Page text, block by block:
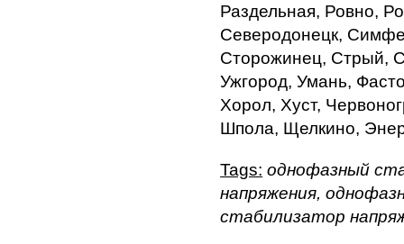
Раздельная, Ровно,
Северодонецк,
Сторожинец, Стрый,
Ужгород, Умань,
Хорол, Хуст,
Шпола, Щелкино,
Tags: однофазный
напряжения,
стабилизатор